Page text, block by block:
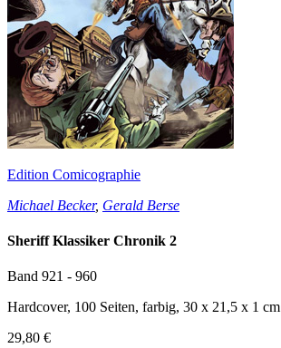
Edition Comicographie
Michael Becker, Gerald Berse
Sheriff Klassiker Chronik 2
Band 921 - 960
Hardcover, 100 Seiten, farbig, 30 x 21,5 x 1 cm
29,80 €